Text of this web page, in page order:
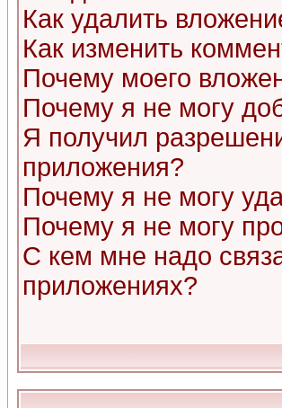
Как удалить
Как изменить
Почему моего
Почему я не могу
Я получил
приложения?
Почему я не могу
Почему я не могу
С кем мне надо
приложениях?